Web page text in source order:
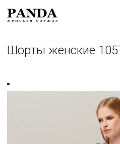
Шорты женские